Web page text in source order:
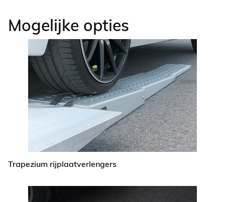
Mogelijke opties
Trapezium rijplaatverlengers